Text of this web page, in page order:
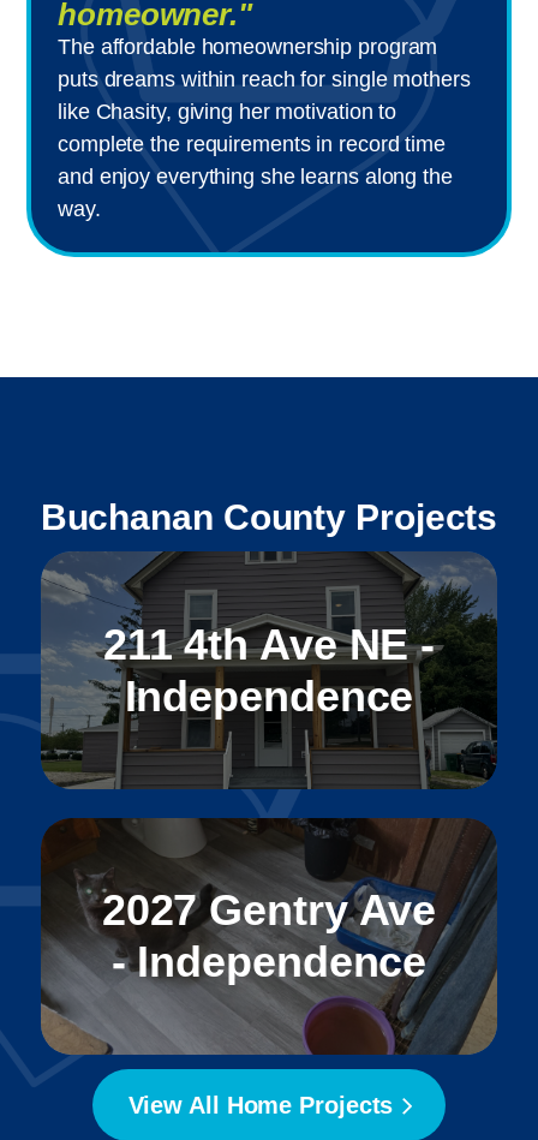
homeowner."
The affordable homeownership program
puts dreams within reach for single mothers
like Chasity, giving her motivation to
complete the requirements in record time
and enjoy everything she learns along the
way.
Buchanan County Projects
211 4th Ave NE -
Independence
2027 Gentry Ave
- Independence
View All Home Projects